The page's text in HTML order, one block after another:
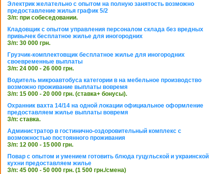
Электрик желательно с опытом на полную занятость возможно
предоставление жилья график 5/2
З/п: при собеседовании.
Кладовщик с опытом управления персоналом склада без вредных
привычек бесплатное жилье для иногородних
З/п: 30 000 грн.
Грузчик-комплектовщик бесплатное жилье для иногородних
своевременные выплаты
З/п: 24 000 - 26 000 грн.
Водитель микроавтобуса категории в на мебельное производство
возможно проживание выплаты вовремя
З/п: 15 000 - 20 000 грн. (ставка+ бонусы).
Охранник вахта 14/14 на одной локации официальное оформление
предоставляем жилье выплаты вовремя
З/п: ставка.
Администратор в гостинично-оздоровительный комплекс с
возможностью постоянного проживания
З/п: 12 000 - 15 000 грн.
Повар с опытом и умением готовить блюда гуцульской и украинской
кухни предоставляем жилье
З/п: 45 000 - 50 000 грн. (1 500 грн./смена)